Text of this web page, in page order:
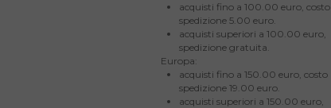
acquisti fino a 100.00 euro, costo
spedizione 5.00 euro.
acquisti superiori a 100.00 euro,
spedizione gratuita.
Europa:
acquisti fino a 150.00 euro, costo
spedizione 19.00 euro.
acquisti superiori a 150.00 euro,